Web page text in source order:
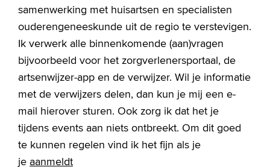
samenwerking met huisartsen en specialisten
ouderengeneeskunde uit de regio te verstevigen.
Ik verwerk alle binnenkomende (aan)vragen
bijvoorbeeld voor het zorgverlenersportaal, de
artsenwijzer-app en de verwijzer. Wil je informatie
met de verwijzers delen, dan kun je mij een e-
mail hierover sturen. Ook zorg ik dat het je
tijdens events aan niets ontbreekt. Om dit goed
te kunnen regelen vind ik het fijn als je
je aanmeldt